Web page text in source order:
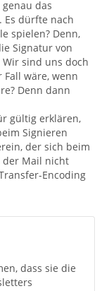
das
Es dürfte nach
spielen? Denn,
Signatur von
sind uns doch
wäre, wenn
Denn dann
gültig erklären,
Signieren
der sich beim
der Mail nicht
Encoding
dass sie die